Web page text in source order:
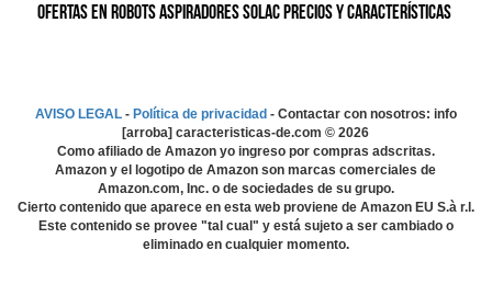
Ofertas en Robots Aspiradores Solac precios y características
AVISO LEGAL- Política de privacidad - Contactar con nosotros: info
[arroba] caracteristicas-de.com ©2026
Como afiliado de Amazon yo ingreso por compras adscritas.
Amazon y el logotipo de Amazon son marcas comerciales de
Amazon.com, Inc. o de sociedades de su grupo.
Cierto contenido que aparece en esta web proviene de Amazon EU S.à r.l.
Este contenido se provee "tal cual" y está sujeto a ser cambiado o
eliminado en cualquier momento.